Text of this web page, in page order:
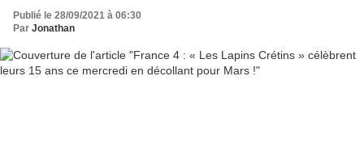
Publié le 28/09/2021 à 06:30
Par Jonathan